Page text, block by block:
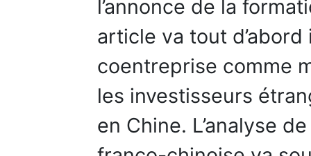
l’annonce de la
article va tout
coentreprise comme
les investisseurs
en Chine. L’analyse